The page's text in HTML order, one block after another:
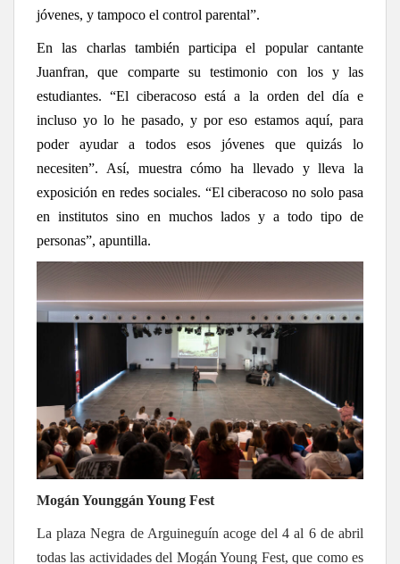
jóvenes, y tampoco el control parental”.
En las charlas también participa el popular cantante
Juanfran, que comparte su testimonio con los y las
estudiantes. “El ciberacoso está a la orden del día e
incluso yo lo he pasado, y por eso estamos aquí, para
poder ayudar a todos esos jóvenes que quizás lo
necesiten”. Así, muestra cómo ha llevado y lleva la
exposición en redes sociales. “El ciberacoso no solo pasa
en institutos sino en muchos lados y a todo tipo de
personas”, apuntilla.
Mogán Younggán Young Fest
La plaza Negra de Arguineguín acoge del 4 al 6 de abril
todas las actividades del Mogán Young Fest, que como es